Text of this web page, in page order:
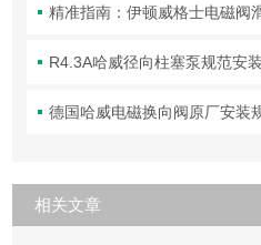
精准指南：伊顿威格士电磁阀
R4.3A哈威径向柱塞泵规范安
德国哈威电磁换向阀原厂安装
相关文章